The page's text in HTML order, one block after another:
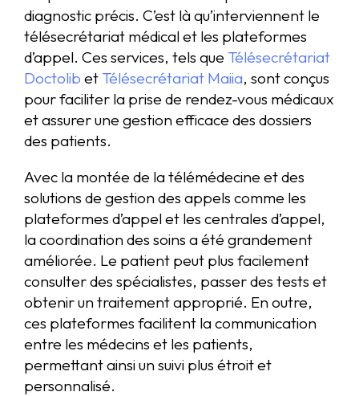
diagnostic précis. C’est là qu’interviennent le
télésecrétariat médical et les plateformes
d’appel. Ces services, tels que Télésecrétariat
Doctolib et Télésecrétariat Maiia, sont conçus
pour faciliter la prise de rendez-vous médicaux
et assurer une gestion efficace des dossiers
des patients.
Avec la montée de la télémédecine et des
solutions de gestion des appels comme les
plateformes d’appel et les centrales d’appel,
la coordination des soins a été grandement
améliorée. Le patient peut plus facilement
consulter des spécialistes, passer des tests et
obtenir un traitement approprié. En outre,
ces plateformes facilitent la communication
entre les médecins et les patients,
permettant ainsi un suivi plus étroit et
personnalisé.